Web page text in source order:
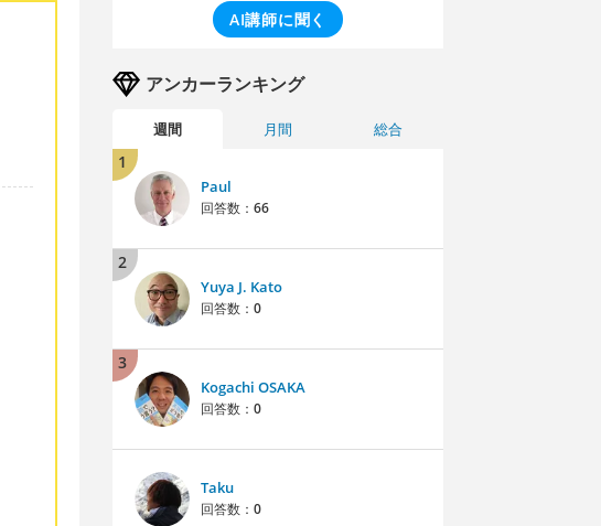
AI講師に聞く
アンカーランキング
週間 月間 総合
1
Paul
回答数： 66
2
Yuya J. Kato
回答数： 0
3
Kogachi OSAKA
回答数： 0
Taku
回答数： 0